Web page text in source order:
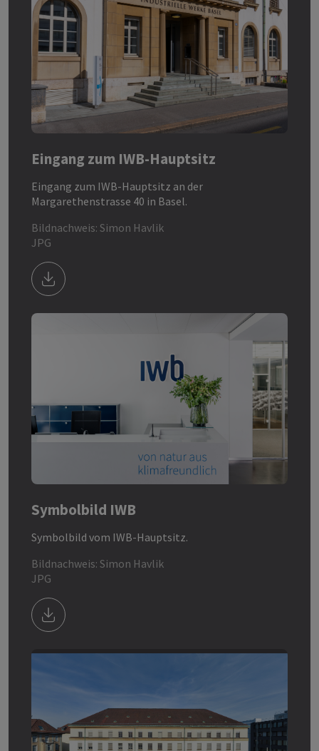
Eingang zum IWB-Hauptsitz
Eingang zum IWB-Hauptsitz an der
Margarethenstrasse 40 in Basel.
Bildnachweis: Simon Havlik
JPG
Download Bild/Datei iwb_hauptsitz_eingang
Symbolbild IWB
Symbolbild vom IWB-Hauptsitz.
Bildnachweis: Simon Havlik
JPG
Download Bild/Datei iwb_hauptsitz_empfang